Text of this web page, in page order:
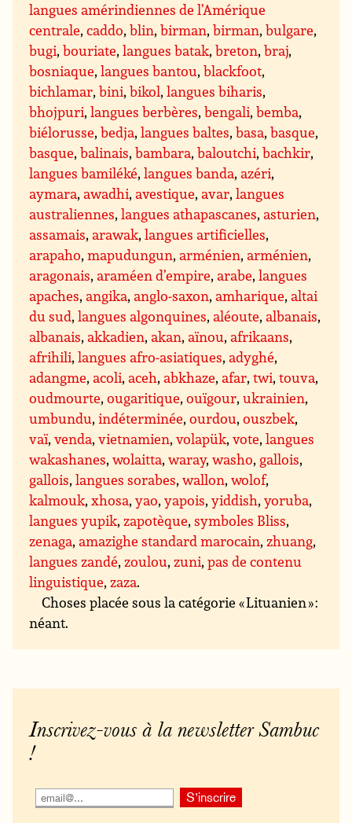
langues amérindiennes de l’Amérique
centrale,caddo,blin,birman,birman,bulgare,
bugi,bouriate,langues batak,breton,braj,
bosniaque,langues bantou,blackfoot,
bichlamar,bini,bikol,langues biharis,
bhojpuri,langues berbères,bengali,bemba,
biélorusse,bedja,langues baltes,basa,basque,
basque,balinais,bambara,baloutchi,bachkir,
langues bamiléké,langues banda,azéri,
aymara,awadhi,avestique,avar,langues
australiennes,langues athapascanes,asturien,
assamais,arawak,langues artificielles,
arapaho,mapudungun,arménien,arménien,
aragonais,araméen d’empire,arabe,langues
apaches,angika,anglo-saxon,amharique,altai
du sud,langues algonquines,aléoute,albanais,
albanais,akkadien,akan,aïnou,afrikaans,
afrihili,langues afro-asiatiques,adyghé,
adangme,acoli,aceh,abkhaze,afar,twi,touva,
oudmourte,ougaritique,ouïgour,ukrainien,
umbundu,indéterminée,ourdou,ouszbek,
vaï,venda,vietnamien,volapük,vote,langues
wakashanes,wolaitta,waray,washo, gallois,
gallois,langues sorabes,wallon,wolof,
kalmouk,xhosa,yao,yapois,yiddish,yoruba,
langues yupik,zapotèque,symboles Bliss,
zenaga,amazighe standard marocain,zhuang,
langues zandé,zoulou,zuni,pas de contenu
linguistique,zaza.
Choses placée sous la catégorie « Lituanien » :
néant.
Inscrivez-vous à la newsletter Sambuc
!